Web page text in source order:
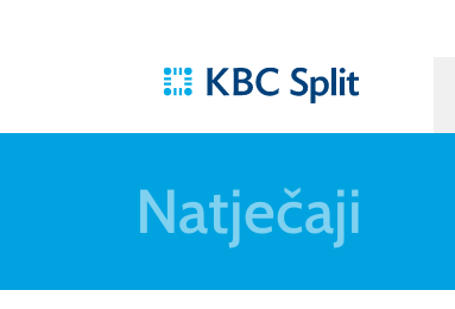
Natječaji